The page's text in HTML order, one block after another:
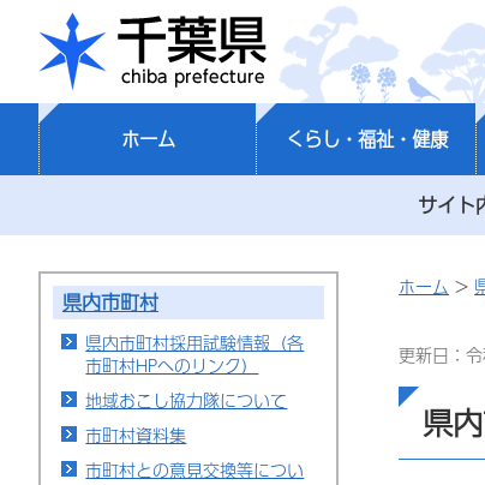
千葉県
ホーム くらし・福祉・健康
サイト
県内市町村
県内市町村採用試験情報（各
市町村HPへのリンク）
地域おこし協力隊について
市町村資料集
市町村との意見交換等につい
ホーム >
更新日：
県